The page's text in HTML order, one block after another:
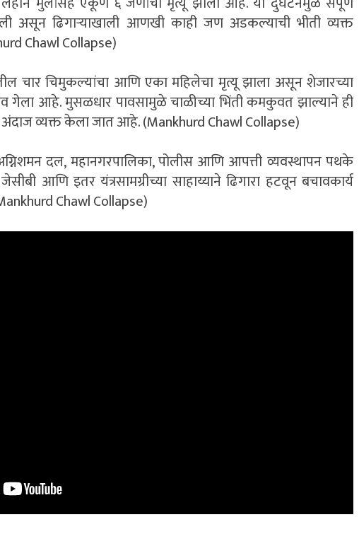
असून ढिगाऱ्याखाली आणखी काही जण अडकल्याची भीती व्यक्त
Chawl Collapse)
चार चिमुकल्यांचा आणि एका महिलेचा मृत्यू झाला असून शेजारच्या
गेला आहे. मुसळधार पावसामुळे चाळीच्या भिंती कमकुवत झाल्याने ही
अंदाज व्यक्त केला जात आहे. (Mankhurd Chawl Collapse)
दल, महानगरपालिका, पोलीस आणि आपत्ती व्यवस्थापन पथके
आणि इतर यंत्रसामग्रीच्या साहाय्याने ढिगारा हटवून बचावकार्य
Chawl Collapse)